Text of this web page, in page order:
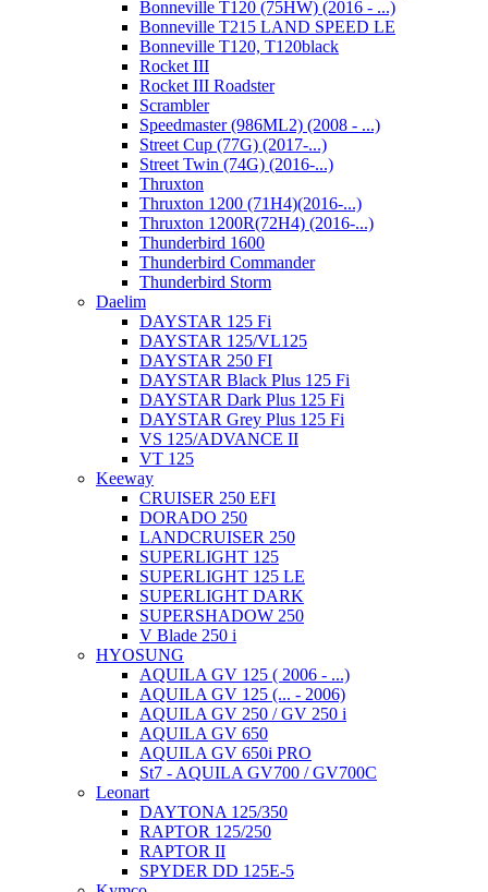
Bonneville T120 (75HW) (2016 - ...)
Bonneville T215 LAND SPEED LE
Bonneville T120, T120black
Rocket III
Rocket III Roadster
Scrambler
Speedmaster (986ML2) (2008 - ...)
Street Cup (77G) (2017-...)
Street Twin (74G) (2016-...)
Thruxton
Thruxton 1200 (71H4)(2016-...)
Thruxton 1200R(72H4) (2016-...)
Thunderbird 1600
Thunderbird Commander
Thunderbird Storm
Daelim
DAYSTAR 125 Fi
DAYSTAR 125/VL125
DAYSTAR 250 FI
DAYSTAR Black Plus 125 Fi
DAYSTAR Dark Plus 125 Fi
DAYSTAR Grey Plus 125 Fi
VS 125/ADVANCE II
VT 125
Keeway
CRUISER 250 EFI
DORADO 250
LANDCRUISER 250
SUPERLIGHT 125
SUPERLIGHT 125 LE
SUPERLIGHT DARK
SUPERSHADOW 250
V Blade 250 i
HYOSUNG
AQUILA GV 125 ( 2006 - ...)
AQUILA GV 125 (... - 2006)
AQUILA GV 250 / GV 250 i
AQUILA GV 650
AQUILA GV 650i PRO
St7 - AQUILA GV700 / GV700C
Leonart
DAYTONA 125/350
RAPTOR 125/250
RAPTOR II
SPYDER DD 125E-5